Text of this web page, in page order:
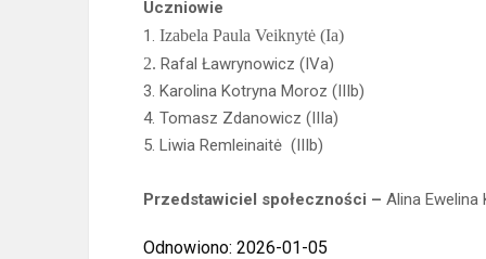
Uczniowie
1. Izabela Paula Veiknytė (Ia)
2. Rafal Ławrynowicz (IVa)
3. Karolina Kotryna Moroz (IIIb)
4. Tomasz Zdanowicz (IIIa)
5. Liwia Remleinaitė (IIIb)
Przedstawiciel społeczności – Alina Ewelina
Odnowiono: 2026-01-05